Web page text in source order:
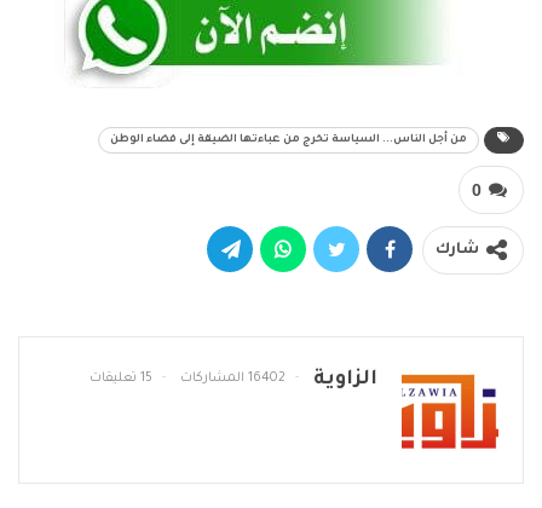
من أجل الناس... السياسة تخرج من عباءتها الضيقة إلى فضاء الوطن
0
شارك
الزاوية 16402 المشاركات 15 تعليقات